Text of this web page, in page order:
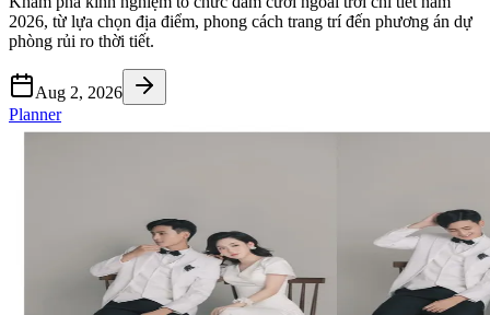
2026, từ lựa chọn địa điểm, phong cách trang trí đến phương án dự
phòng rủi ro thời tiết.
Aug 2, 2026
Planner